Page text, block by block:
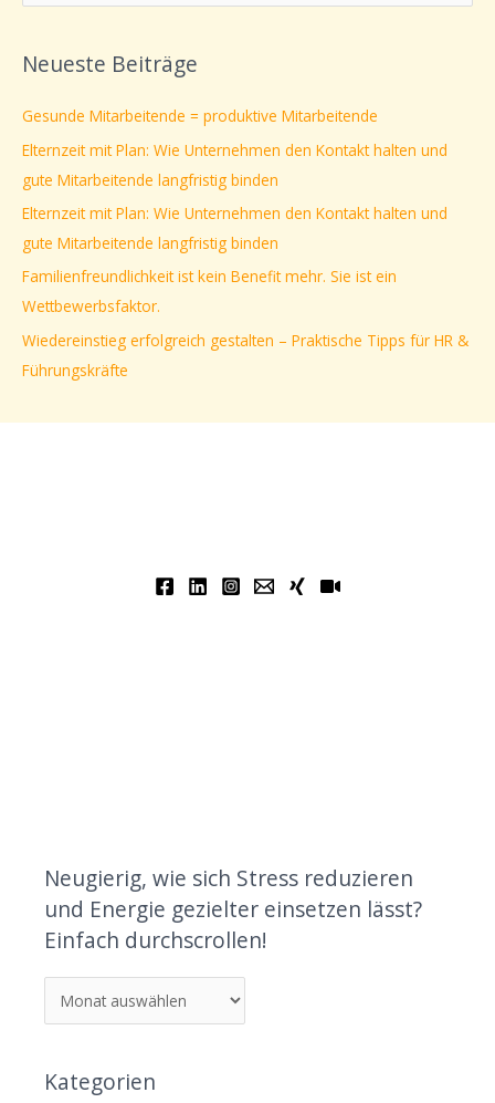
u
h
n
a
c
h
:
Neueste Beiträge
Gesunde Mitarbeitende = produktive Mitarbeitende
Elternzeit mit Plan: Wie Unternehmen den Kontakt halten und
gute Mitarbeitende langfristig binden
Elternzeit mit Plan: Wie Unternehmen den Kontakt halten und
gute Mitarbeitende langfristig binden
Familienfreundlichkeit ist kein Benefit mehr. Sie ist ein
Wettbewerbsfaktor.
Wiedereinstieg erfolgreich gestalten – Praktische Tipps für HR &
Führungskräfte
Neugierig, wie sich Stress reduzieren
und Energie gezielter einsetzen lässt?
Einfach durchscrollen!
Kategorien